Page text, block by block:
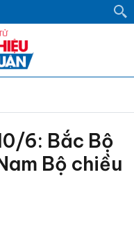
6: Bắc Bộ
Bộ chiều